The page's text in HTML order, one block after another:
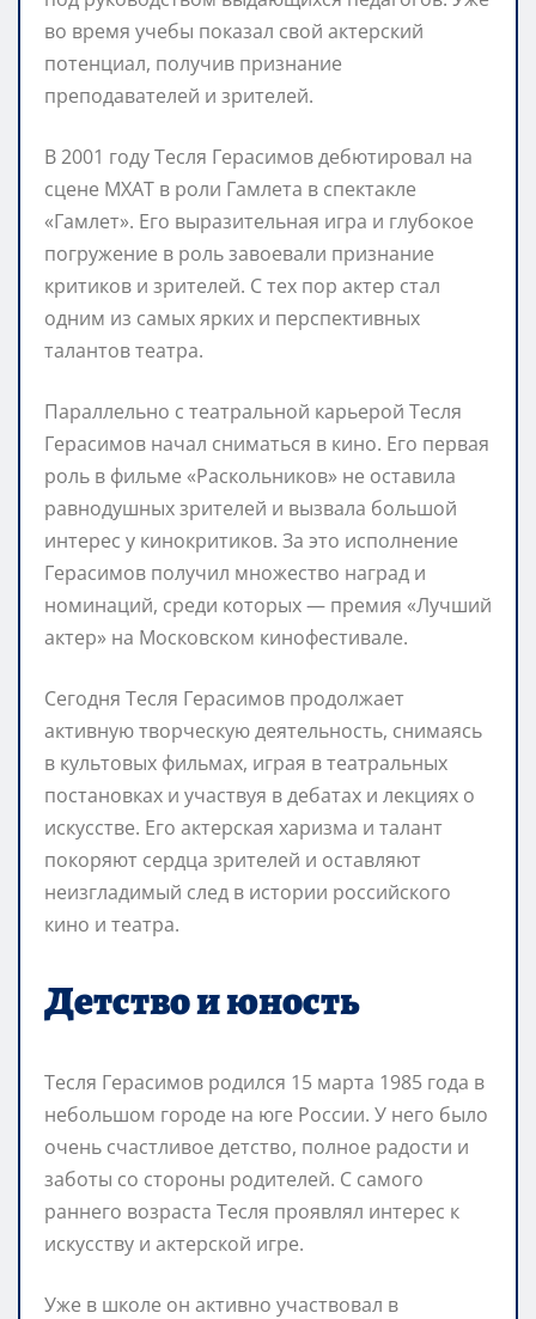
во время учебы показал свой актерский
потенциал, получив признание
преподавателей и зрителей.
В 2001 году Тесля Герасимов дебютировал на
сцене МХАТ в роли Гамлета в спектакле
«Гамлет». Его выразительная игра и глубокое
погружение в роль завоевали признание
критиков и зрителей. С тех пор актер стал
одним из самых ярких и перспективных
талантов театра.
Параллельно с театральной карьерой Тесля
Герасимов начал сниматься в кино. Его первая
роль в фильме «Раскольников» не оставила
равнодушных зрителей и вызвала большой
интерес у кинокритиков. За это исполнение
Герасимов получил множество наград и
номинаций, среди которых — премия «Лучший
актер» на Московском кинофестивале.
Сегодня Тесля Герасимов продолжает
активную творческую деятельность, снимаясь
в культовых фильмах, играя в театральных
постановках и участвуя в дебатах и лекциях о
искусстве. Его актерская харизма и талант
покоряют сердца зрителей и оставляют
неизгладимый след в истории российского
кино и театра.
Детство и юность
Тесля Герасимов родился 15 марта 1985 года в
небольшом городе на юге России. У него было
очень счастливое детство, полное радости и
заботы со стороны родителей. С самого
раннего возраста Тесля проявлял интерес к
искусству и актерской игре.
Уже в школе он активно участвовал в